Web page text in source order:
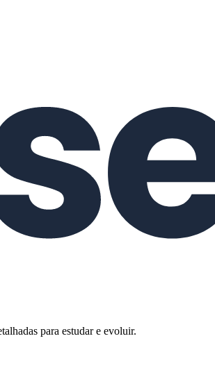
para estudar e evoluir.